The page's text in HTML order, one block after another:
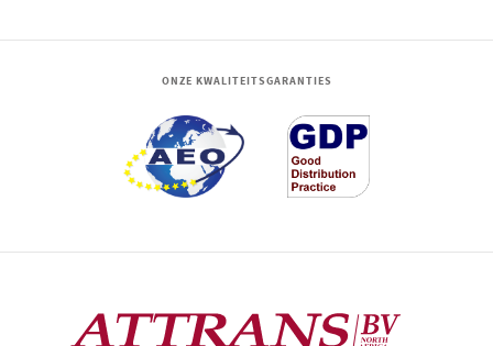
ONZE KWALITEITSGARANTIES